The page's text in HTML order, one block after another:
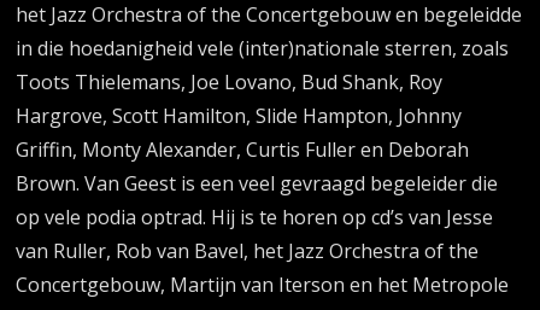
het Jazz Orchestra of the Concertgebouw en begeleidde
in die hoedanigheid vele (inter)nationale sterren, zoals
Toots Thielemans, Joe Lovano, Bud Shank, Roy
Hargrove, Scott Hamilton, Slide Hampton, Johnny
Griffin, Monty Alexander, Curtis Fuller en Deborah
Brown. Van Geest is een veel gevraagd begeleider die
op vele podia optrad. Hij is te horen op cd’s van Jesse
van Ruller, Rob van Bavel, het Jazz Orchestra of the
Concertgebouw, Martijn van Iterson en het Metropole